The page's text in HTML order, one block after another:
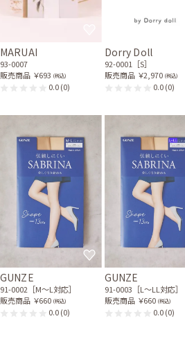
MARUAI
93-0007
販売商品 ￥693 (税込)
0.0(0)
Dorry Doll
92-0001［S］
販売商品 ￥2,970 (税込)
0.0(0)
GUNZE
91-0002［M〜L対応］
販売商品 ￥660 (税込)
0.0(0)
GUNZE
91-0003［L〜LL対応］
販売商品 ￥660 (税込)
0.0(0)